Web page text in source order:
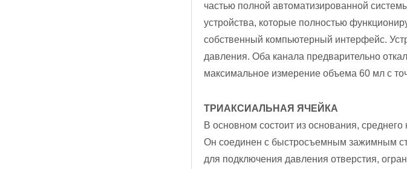
частью полной автоматизированной
устройства, которые полностью
собственный компьютерный интерфейс.
давления. Оба канала предварительно
максимальное измерение объема 60 мл с
ТРИАКСИАЛЬНАЯ ЯЧЕЙКА
В основном состоит из основания,
Он соединен с быстросъемным зажимным
для подключения давления отверстия,